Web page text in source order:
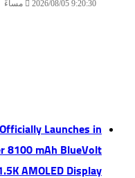
2026/08/05 9:20:30 مساءً
Launches in
8100 mAh BlueVolt
AMOLED Display